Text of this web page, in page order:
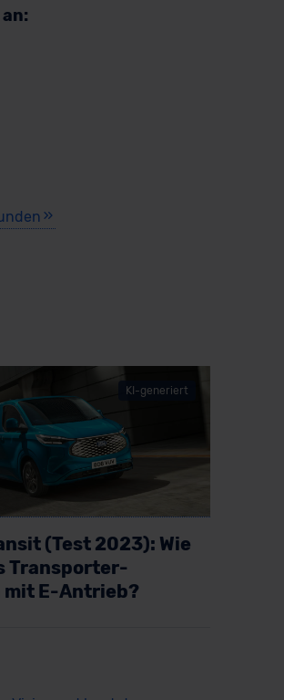
KI-generiert
(Test 2023): Wie
Transporter-
mit E-Antrieb?